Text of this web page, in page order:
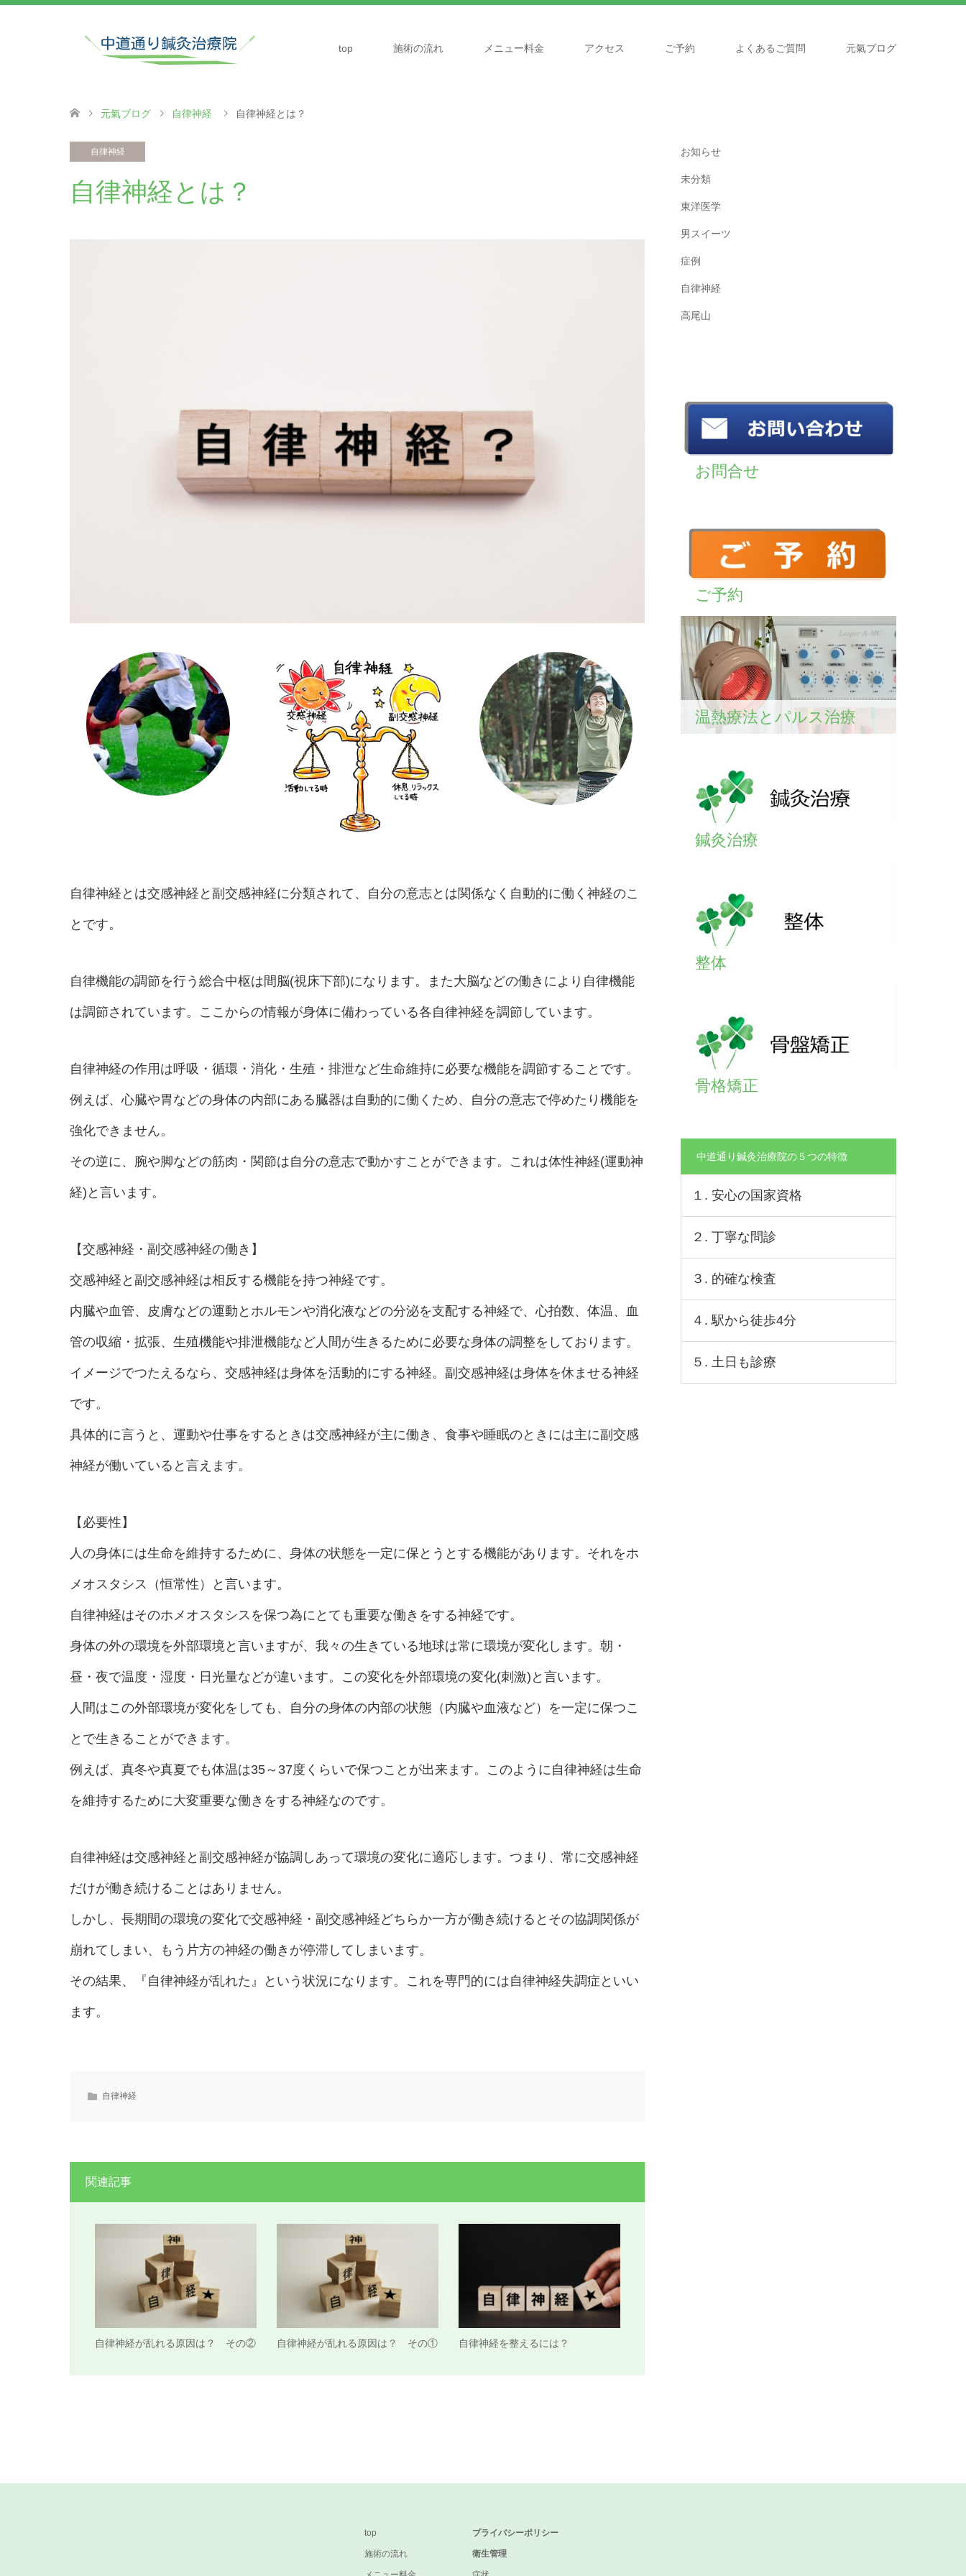
top 施術の流れ メニュー料金 アクセス ご予約 よくあるご質問 元氣ブログ
元氣ブログ 自律神経 自律神経とは？
自律神経
自律神経とは？
自律神経とは交感神経と副交感神経に分類されて、自分の意志とは関係なく自動的に働く神経のこ
とです。
自律機能の調節を行う総合中枢は間脳(視床下部)になります。また大脳などの働きにより自律機能
は調節されています。ここからの情報が身体に備わっている各自律神経を調節しています。
自律神経の作用は呼吸・循環・消化・生殖・排泄など生命維持に必要な機能を調節することです。
例えば、心臓や胃などの身体の内部にある臓器は自動的に働くため、自分の意志で停めたり機能を
強化できません。
その逆に、腕や脚などの筋肉・関節は自分の意志で動かすことができます。これは体性神経(運動神
経)と言います。
【交感神経・副交感神経の働き】
交感神経と副交感神経は相反する機能を持つ神経です。
内臓や血管、皮膚などの運動とホルモンや消化液などの分泌を支配する神経で、心拍数、体温、血
管の収縮・拡張、生殖機能や排泄機能など人間が生きるために必要な身体の調整をしております。
イメージでつたえるなら、交感神経は身体を活動的にする神経。副交感神経は身体を休ませる神経
です。
具体的に言うと、運動や仕事をするときは交感神経が主に働き、食事や睡眠のときには主に副交感
神経が働いていると言えます。
【必要性】
人の身体には生命を維持するために、身体の状態を一定に保とうとする機能があります。それをホ
メオスタシス（恒常性）と言います。
自律神経はそのホメオスタシスを保つ為にとても重要な働きをする神経です。
身体の外の環境を外部環境と言いますが、我々の生きている地球は常に環境が変化します。朝・
昼・夜で温度・湿度・日光量などが違います。この変化を外部環境の変化(刺激)と言います。
人間はこの外部環境が変化をしても、自分の身体の内部の状態（内臓や血液など）を一定に保つこ
とで生きることができます。
例えば、真冬や真夏でも体温は35～37度くらいで保つことが出来ます。このように自律神経は生命
を維持するために大変重要な働きをする神経なのです。
自律神経は交感神経と副交感神経が協調しあって環境の変化に適応します。つまり、常に交感神経
だけが働き続けることはありません。
しかし、長期間の環境の変化で交感神経・副交感神経どちらか一方が働き続けるとその協調関係が
崩れてしまい、もう片方の神経の働きが停滞してしまいます。
その結果、『自律神経が乱れた』という状況になります。これを専門的には自律神経失調症といい
ます。
自律神経
関連記事
自律神経が乱れる原因は？ その② 自律神経が乱れる原因は？ その① 自律神経を整えるには？
お知らせ
未分類
東洋医学
男スイーツ
症例
自律神経
高尾山
お問合せ
ご予約
温熱療法とパルス治療
鍼灸治療
整体
骨格矯正
中道通り鍼灸治療院の５つの特徴
１. 安心の国家資格
２. 丁寧な問診
３. 的確な検査
４. 駅から徒歩4分
５. 土日も診療
top
施術の流れ
プライバシーポリシー
衛生管理